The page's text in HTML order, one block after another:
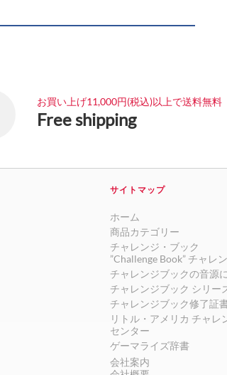
お買い上げ11,000円(税込)以上で送料無料
Free shipping
サイトマップ
ホーム
商品カテゴリー
チャレンジ・ブック
”Challenge Book” チャレ
チャレンジブックの音源
チャレンジブック シリー
チャレンジブック修了証
リトル・アメリカ チャレ
センター
ゲーマライズ辞書
会社案内